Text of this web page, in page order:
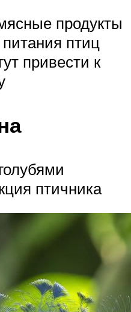
продукты
птиц
привести к
птичника